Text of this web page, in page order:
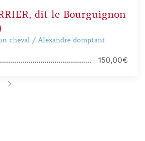
dit le Bourguignon
cheval / Alexandre domptant
150,00€